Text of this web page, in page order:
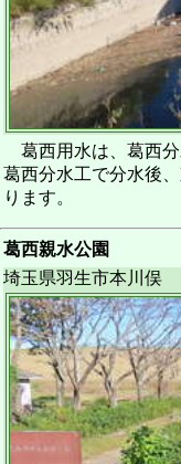
葛西用水は、葛西分
葛西分水工で分水後
ります。
葛西親水公園
埼玉県羽生市本川俣